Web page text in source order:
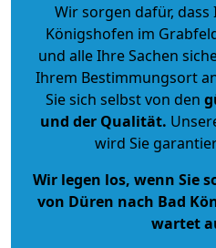
Wir sorgen dafür, dass
Königshofen im
und alle Ihre Sachen
Ihrem Bestimmungsort
Sie sich selbst von den
und der Qualität.
wird Sie
Wir legen los, wenn Sie
von Düren nach Bad
wartet